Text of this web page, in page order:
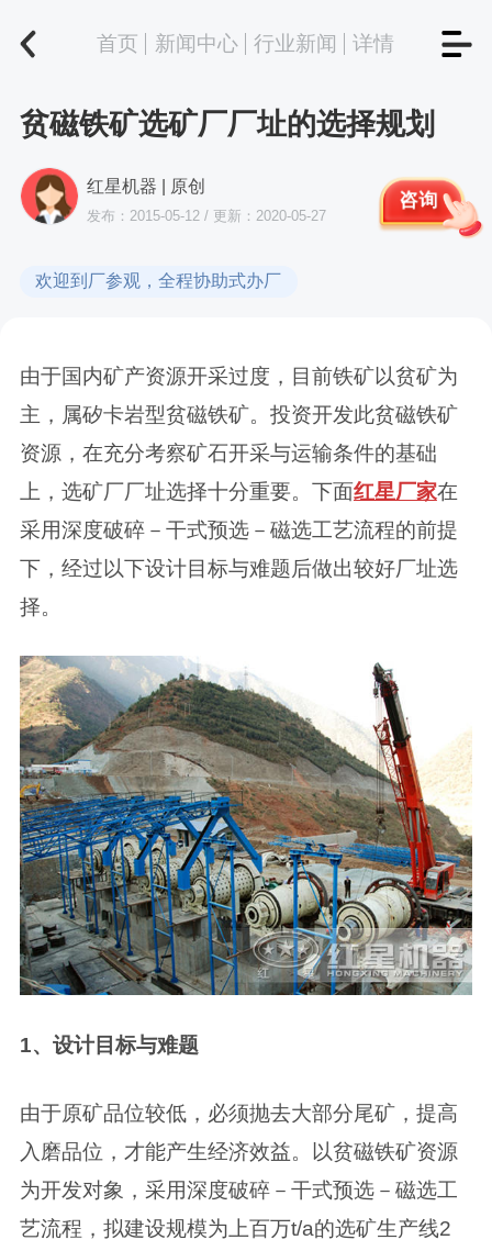
首页 新闻中心 行业新闻 详情
贫磁铁矿选矿厂厂址的选择规划
红星机器 | 原创
发布：2015-05-12 / 更新：2020-05-27
咨询
欢迎到厂参观，全程协助式办厂
由于国内矿产资源开采过度，目前铁矿以贫矿为
主，属矽卡岩型贫磁铁矿。投资开发此贫磁铁矿
资源，在充分考察矿石开采与运输条件的基础
上，选矿厂厂址选择十分重要。下面红星厂家在
采用深度破碎－干式预选－磁选工艺流程的前提
下，经过以下设计目标与难题后做出较好厂址选
择。
1、设计目标与难题
由于原矿品位较低，必须抛去大部分尾矿，提高
入磨品位，才能产生经济效益。以贫磁铁矿资源
为开发对象，采用深度破碎－干式预选－磁选工
艺流程，拟建设规模为上百万t/a的选矿生产线2